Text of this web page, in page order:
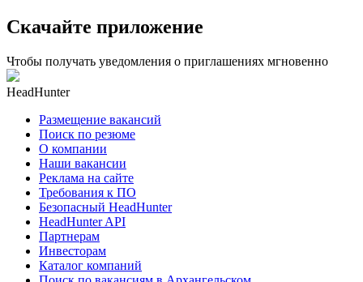
Скачайте приложение
Чтобы получать уведомления о приглашениях мгновенно
HeadHunter
Размещение вакансий
Поиск по резюме
О компании
Наши вакансии
Реклама на сайте
Требования к ПО
Безопасный HeadHunter
HeadHunter API
Партнерам
Инвесторам
Каталог компаний